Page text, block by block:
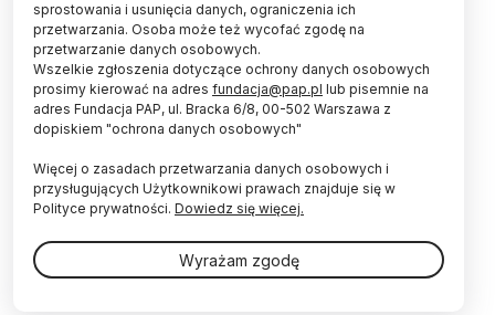
Wodno-lodowe chmury wokół odległej planety
podobnej do Jowisza dostrzegli astronomowie
korzystający z Teleskopu Jamesa Webba. To
odkrycie pokazuje ograniczenia większości
obecnych modeli atmosfer egzoplanet – twierdzą
naukowcy.
Badający egzoplanety astronomowie mają nadzieję,
że w ciągu najbliższych dekad uda się wykryć ślady
życia na jednym z takich globów. To odległy cel, a
dotąd – przypominają eksperci – badania przeszły
sprostowania i usunięcia danych, ograniczenia ich
przetwarzania. Osoba może też wycofać zgodę na
przetwarzanie danych osobowych.
Wszelkie zgłoszenia dotyczące ochrony danych osobowych
prosimy kierować na adres fundacja@pap.pl lub pisemnie na
adres Fundacja PAP, ul. Bracka 6/8, 00-502 Warszawa z
dopiskiem "ochrona danych osobowych"
Więcej o zasadach przetwarzania danych osobowych i
przysługujących Użytkownikowi prawach znajduje się w
Polityce prywatności. Dowiedz się więcej.
Wyrażam zgodę